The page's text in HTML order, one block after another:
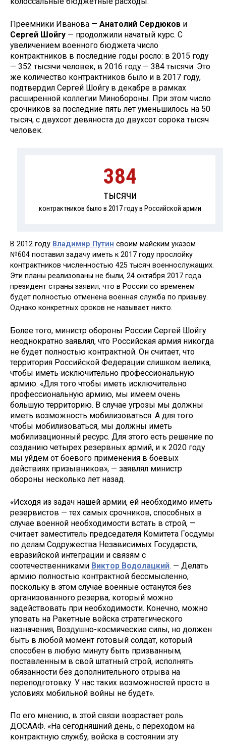
Преемники Иванова — Анатолий Сердюков и
Сергей Шойгу — продолжили начатый курс. С
увеличением военного бюджета число
контрактников в последние годы росло: в 2015 году
— 352 тысячи человек, в 2016 году — 384 тысячи. Это
же количество контрактников было и в 2017 году,
подтвердил Сергей Шойгу в декабре в рамках
расширенной коллегии Минобороны. При этом число
срочников за последние пять лет уменьшилось на 50
тысяч, с двухсот девяноста до двухсот сорока тысяч
человек.
384
тысячи
контрактников было в 2017 году в Российской армии
В 2012 году Владимир Путин своим майским указом
№604 поставил задачу иметь к 2017 году прослойку
контрактников численностью 425 тысяч военнослужащих.
Эти планы реализованы не были, 24 октября 2017 года
президент страны заявил, что в России со временем
будет полностью отменена военная служба по призыву.
Однако конкретных сроков не называет никто.
Более того, министр обороны России Сергей Шойгу
неоднократно заявлял, что Российская армия никогда
не будет полностью контрактной. Он считает, что
территория Российской Федерации слишком велика,
чтобы иметь исключительно профессиональную
армию. «Для того чтобы иметь исключительно
профессиональную армию, мы имеем очень
большую территорию. В случае угрозы мы должны
иметь возможность мобилизоваться. А для того
чтобы мобилизоваться, мы должны иметь
мобилизационный ресурс. Для этого есть решение по
созданию четырех резервных армий, и к 2020 году
мы уйдем от боевого применения в боевых
действиях призывников», — заявлял министр
обороны несколько лет назад.
«Исходя из задач нашей армии, ей необходимо иметь
резервистов — тех самых срочников, способных в
случае военной необходимости встать в строй, —
считает заместитель председателя Комитета Госдумы
по делам Содружества Независимых Государств,
евразийской интеграции и связям с
соотечественниками Виктор Водолацкий. — Делать
армию полностью контрактной бессмысленно,
поскольку в этом случае военные останутся без
организованного резерва, который можно
задействовать при необходимости. Конечно, можно
уповать на Ракетные войска стратегического
назначения, Воздушно-космические силы, но должен
быть в любой момент готовый солдат, который
способен в любую минуту быть призванным,
поставленным в свой штатный строй, исполнять
обязанности без дополнительного отрыва на
переподготовку. У нас таких возможностей просто в
условиях мобильной войны не будет».
По его мнению, в этой связи возрастает роль
ДОСААФ. «На сегодняшний день, с переходом на
контрактную службу, войска в состоянии эту